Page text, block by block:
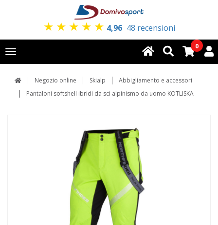
★ ★ ★ ★ ★ 4,96 48 recensioni
Toggle
navigation
0
Negozio online Skialp
Abbigliamento e accessori
Pantaloni softshell ibridi da sci alpinismo da uomo KOTLISKA